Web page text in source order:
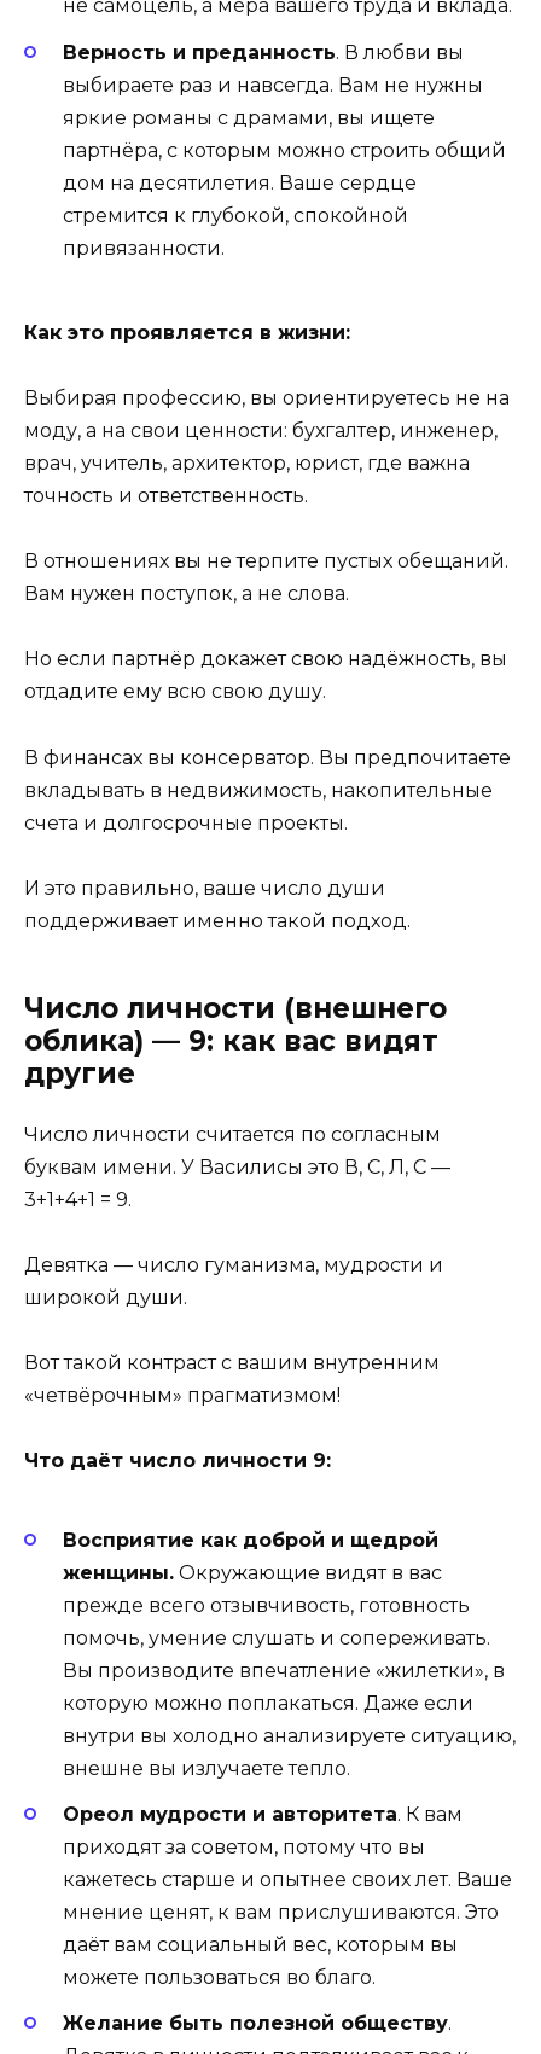
не самоцель, а мера вашего труда и вклада.
Верность и преданность. В любви вы
выбираете раз и навсегда. Вам не нужны
яркие романы с драмами, вы ищете
партнёра, с которым можно строить общий
дом на десятилетия. Ваше сердце
стремится к глубокой, спокойной
привязанности.
Как это проявляется в жизни:
Выбирая профессию, вы ориентируетесь не на
моду, а на свои ценности: бухгалтер, инженер,
врач, учитель, архитектор, юрист, где важна
точность и ответственность.
В отношениях вы не терпите пустых обещаний.
Вам нужен поступок, а не слова.
Но если партнёр докажет свою надёжность, вы
отдадите ему всю свою душу.
В финансах вы консерватор. Вы предпочитаете
вкладывать в недвижимость, накопительные
счета и долгосрочные проекты.
И это правильно, ваше число души
поддерживает именно такой подход.
Число личности (внешнего
облика) — 9: как вас видят
другие
Число личности считается по согласным
буквам имени. У Василисы это В, С, Л, С —
3+1+4+1 = 9.
Девятка — число гуманизма, мудрости и
широкой души.
Вот такой контраст с вашим внутренним
«четвёрочным» прагматизмом!
Что даёт число личности 9:
Восприятие как доброй и щедрой
женщины. Окружающие видят в вас
прежде всего отзывчивость, готовность
помочь, умение слушать и сопереживать.
Вы производите впечатление «жилетки», в
которую можно поплакаться. Даже если
внутри вы холодно анализируете ситуацию,
внешне вы излучаете тепло.
Ореол мудрости и авторитета. К вам
приходят за советом, потому что вы
кажетесь старше и опытнее своих лет. Ваше
мнение ценят, к вам прислушиваются. Это
даёт вам социальный вес, которым вы
можете пользоваться во благо.
Желание быть полезной обществу.